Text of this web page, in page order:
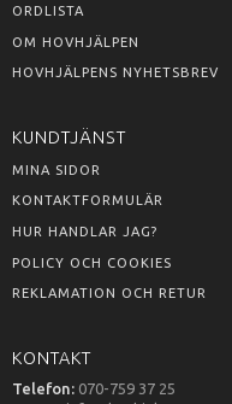
ORDLISTA
OM HOVHJÄLPEN
HOVHJÄLPENS NYHETSBREV
KUNDTJÄNST
MINA SIDOR
KONTAKTFORMULÄR
HUR HANDLAR JAG?
POLICY OCH COOKIES
REKLAMATION OCH RETUR
KONTAKT
Telefon: 070-759 37 25